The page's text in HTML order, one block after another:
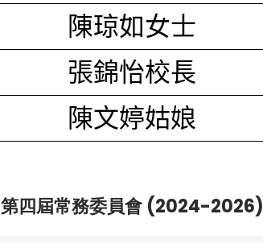
陳琼如女士
張錦怡校長
陳文婷姑娘
第四屆常務委員會 (2024-2026)